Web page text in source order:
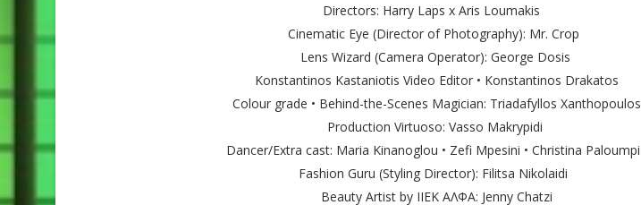
Directors: Harry Laps x Aris Loumakis
Cinematic Eye (Director of Photography): Mr. Crop
Lens Wizard (Camera Operator): George Dosis
Konstantinos Kastaniotis Video Editor • Konstantinos Drakatos
Colour grade • Behind-the-Scenes Magician: Triadafyllos Xanthopoulos
Production Virtuoso: Vasso Makrypidi
Dancer/Extra cast: Maria Kinanoglou • Zefi Mpesini • Christina Paloumpi
Fashion Guru (Styling Director): Filitsa Nikolaidi
Beauty Artist by IIEK ΑΛΦΑ: Jenny Chatzi